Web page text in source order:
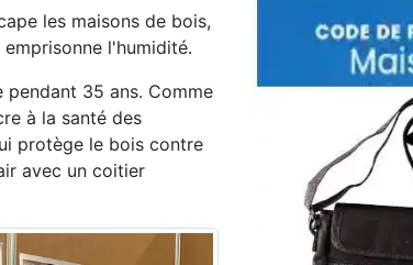
les maisons de bois,
l'humidité.
35 ans. Comme
à la santé des
protège le bois contre
avec un coitier